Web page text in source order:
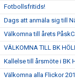
Fotbollsfritids!
Dags att anmäla sig till
Välkomna till årets
VÄLKOMNA TILL BK
Kallelse till årsmöte i BK
Välkomna alla Flickor